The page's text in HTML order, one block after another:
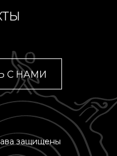
С НАМИ
защищены